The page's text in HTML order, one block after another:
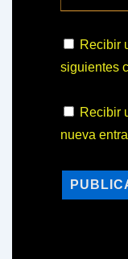
Recibir
siguientes
Recibir
nueva